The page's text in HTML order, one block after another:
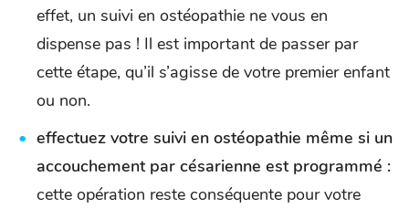
effet, un suivi en ostéopathie ne vous en
dispense pas ! Il est important de passer par
cette étape, qu’il s’agisse de votre premier enfant
ou non.
effectuez votre suivi en ostéopathie même si un
accouchement par césarienne est programmé :
cette opération reste conséquente pour votre